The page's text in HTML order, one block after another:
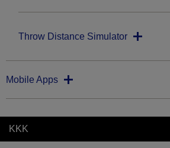
Throw Distance Simulator
Mobile Apps
KKK